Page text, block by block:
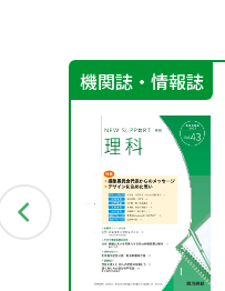
機関誌・情報誌